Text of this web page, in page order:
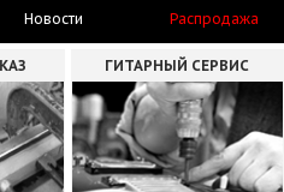
Новости Распродажа
ГИТАРНЫЙ СЕРВИС